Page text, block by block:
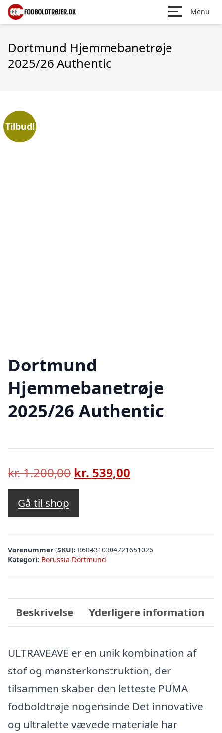
Menu
Dortmund Hjemmebanetrøje
2025/26 Authentic
Tilbud!
Dortmund
Hjemmebanetrøje
2025/26 Authentic
kr.1.200,00 Den
oprindelige
var:
kr. 1.200,00.
kr. 539,00
kr. 539,00.
Gå til shop
Varenummer (SKU): 8684310304721651026
Kategori: Borussia Dortmund
Beskrivelse Yderligere information
ULTRAVEAVE er en unik kombination af
stof og mønsterkonstruktion, der
tilsammen skaber den letteste PUMA
fodboldtrøje nogensinde Det innovative
og ultralette vævede materiale har